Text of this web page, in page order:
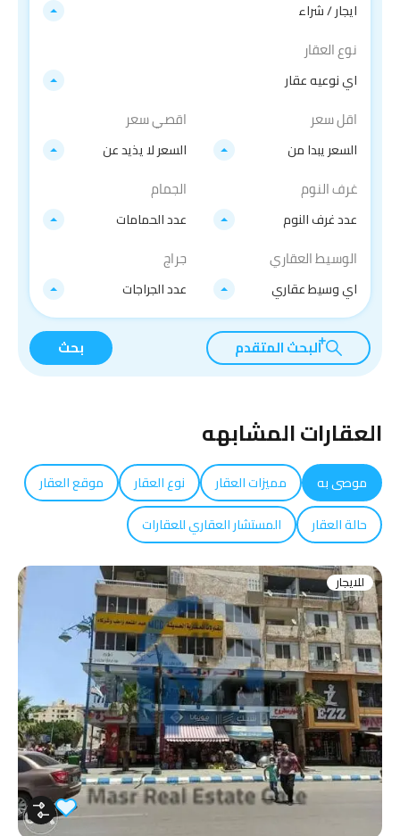
ايجار / شراء
نوع العقار
اي نوعيه عقار
اقل سعر
السعر يبدا من
اقصي سعر
السعر لا يذيد عن
غرف النوم
عدد غرف النوم
الجمام
عدد الحمامات
الوسيط العقاري
اي وسيط عقاري
جراج
عدد الجراجات
البحث المتقدم بحث
العقارات المشابهه
موصى به مميزات العقار نوع العقار
موقع العقار
حالة العقار
المستشار العقاري للعقارات
للايجار